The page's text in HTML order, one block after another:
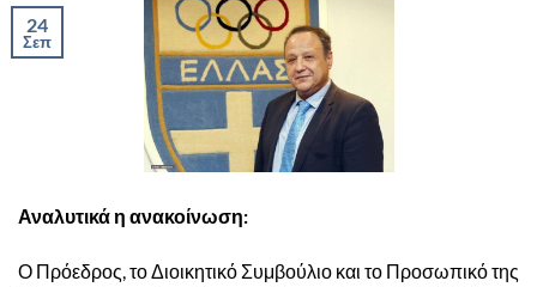
24
Σεπ
Αναλυτικά η ανακοίνωση:
Ο Πρόεδρος, το Διοικητικό Συμβούλιο και το Προσωπικό της